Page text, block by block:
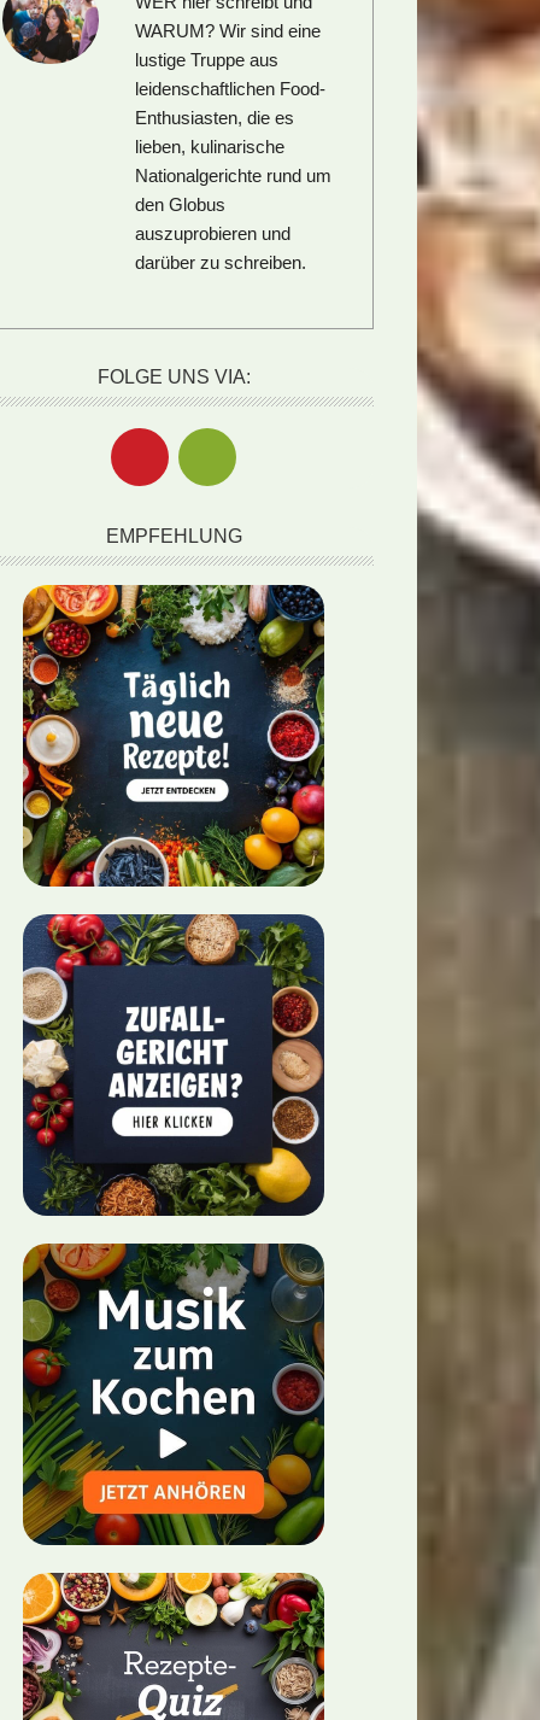
WARUM?Wir sind eine
lustige Truppe aus
leidenschaftlichen Food-
Enthusiasten, die es
lieben, kulinarische
Nationalgerichte rund um
den Globus
auszuprobieren und
darüber zu schreiben.
FOLGE UNS VIA:
EMPFEHLUNG